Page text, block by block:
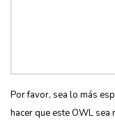
Por favor, sea lo más
hacer que este OWL sea